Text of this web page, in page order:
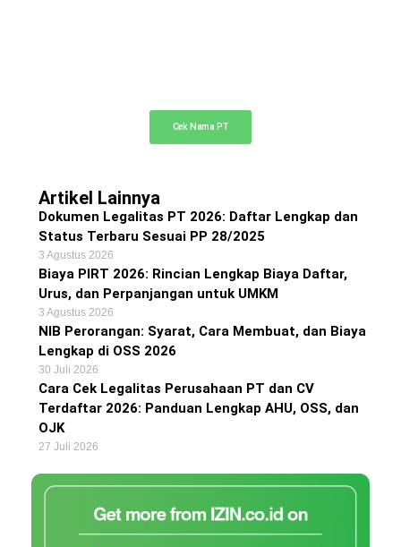
Cek Nama PT
Artikel Lainnya
Dokumen Legalitas PT 2026: Daftar Lengkap dan
Status Terbaru Sesuai PP 28/2025
3 Agustus 2026
Biaya PIRT 2026: Rincian Lengkap Biaya Daftar,
Urus, dan Perpanjangan untuk UMKM
3 Agustus 2026
NIB Perorangan: Syarat, Cara Membuat, dan Biaya
Lengkap di OSS 2026
30 Juli 2026
Cara Cek Legalitas Perusahaan PT dan CV
Terdaftar 2026: Panduan Lengkap AHU, OSS, dan
OJK
27 Juli 2026